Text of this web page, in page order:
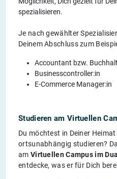
spezialisieren.
Je nach gewählter
Deinem Abschluss zum
Accountant bzw.
Businesscontroller:in
E-Commerce Manager:in
Studieren am Virtuellen
Du möchtest in Deiner
ortsunabhängig studieren?
am Virtuellen Campus im
entdecke, was er für Dich